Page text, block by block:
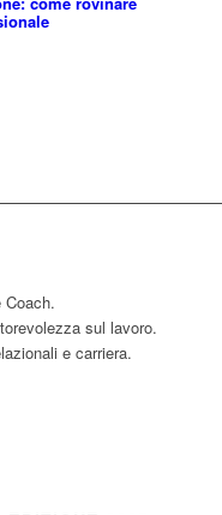
Coach.
sul lavoro.
e carriera.